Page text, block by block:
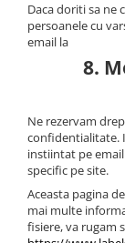
Daca doriti sa ne
persoanele cu
email la
8.
Ne rezervam
confidentialitate.
instiintat pe
specific pe site.
Aceasta pagina
mai multe
fisiere, va rugam